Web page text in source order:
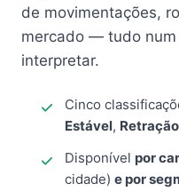
de movimentações,
mercado — tudo
interpretar.
Cinco
Estável, Retração
Disponível por
cidade) e por